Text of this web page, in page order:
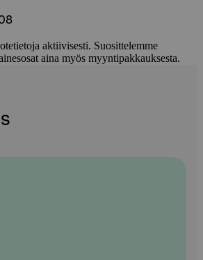
aktiivisesti. Suosittelemme
aina myös myyntipakkauksesta.